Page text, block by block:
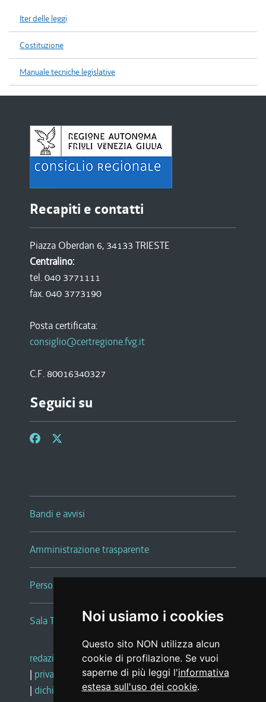
Noi usiamo i cookies
Questo sito NON utilizza alcun
cookie di profilazione. Se vuoi
saperne di più leggi l'informativa
estesa sull'uso dei cookie.
Iter delle leggi
Costituzione
Manuale tecniche legislative
Recapiti e contatti
Piazza Oberdan 6, 34133 TRIESTE
Centralino:
tel. 040 3771111
fax. 040 3773190
Posta certificata:
consiglio@certregione.fvg.it
C.F. 80016340327
Seguici su
Bandi e avvisi
Amministrazione trasparente
Persone e Uffici
Sala Tiziano Tessitori
redazione web |note legali |glossario
| privacy
social media policy
| dichiarazione di accessibilità |feedback